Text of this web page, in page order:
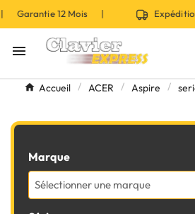
| Garantie 12 Mois |

Accueil ACER Aspire
Marque
Sélectionner une marque